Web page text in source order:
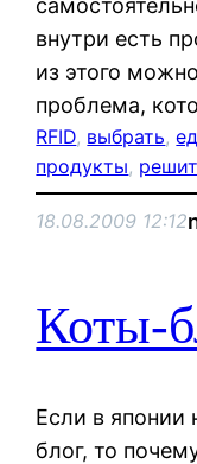
внутри есть
из этого
проблема,
RFID, выбрать,
продукты,
18.08.2009 12:12
Коты-
Если в японии
блог, то